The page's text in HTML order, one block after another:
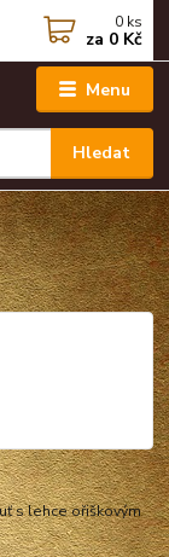
Menu
Hledat
0 ks
za 0 Kč
s lehce ořiškovým